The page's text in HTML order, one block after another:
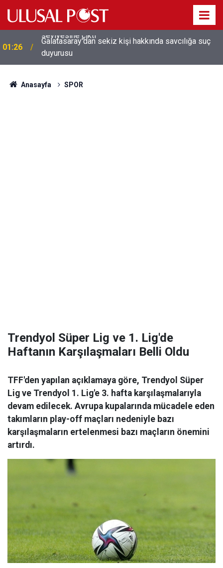
01:26
Galatasaray'dan sekiz kişi hakkında savcılığa suç
duyurusu
Anasayfa SPOR
Trendyol Süper Lig ve 1. Lig'de
Haftanın Karşılaşmaları Belli Oldu
TFF'den yapılan açıklamaya göre, Trendyol Süper
Lig ve Trendyol 1. Lig'e 3. hafta karşılaşmalarıyla
devam edilecek. Avrupa kupalarında mücadele eden
takımların play-off maçları nedeniyle bazı
karşılaşmaların ertelenmesi bazı maçların önemini
artırdı.